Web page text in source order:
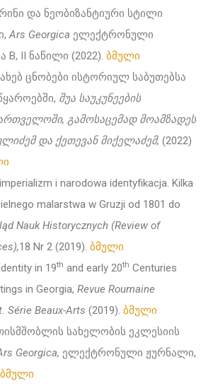
და ნეობიზანტიური სტილი
Ars Georgica ელექტრონული
B, II ნაწილი (2022). ბმული
ცნობები ისტორიულ საბუთებსა
შუა საუკუნეების
გამოსაცემად მოამზადეს
და ქეთევან მიქელაძემ, (2022)
i narodowa identyfikacja. Kilka
malarstwa w Gruzji od 1801 do
Nauk Historycznych (Review of
18 Nr 2 (2019). ბმული
in 19th and early 20th Centuries
in Georgia, Revue Roumaine
Série Beaux-Arts (2019). ბმული
სახელობის ეკლესიის
Georgica, ელექტრონული ჟურნალი,
ბმული